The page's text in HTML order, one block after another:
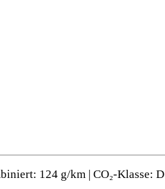
124 g/km | CO₂-Klasse: D